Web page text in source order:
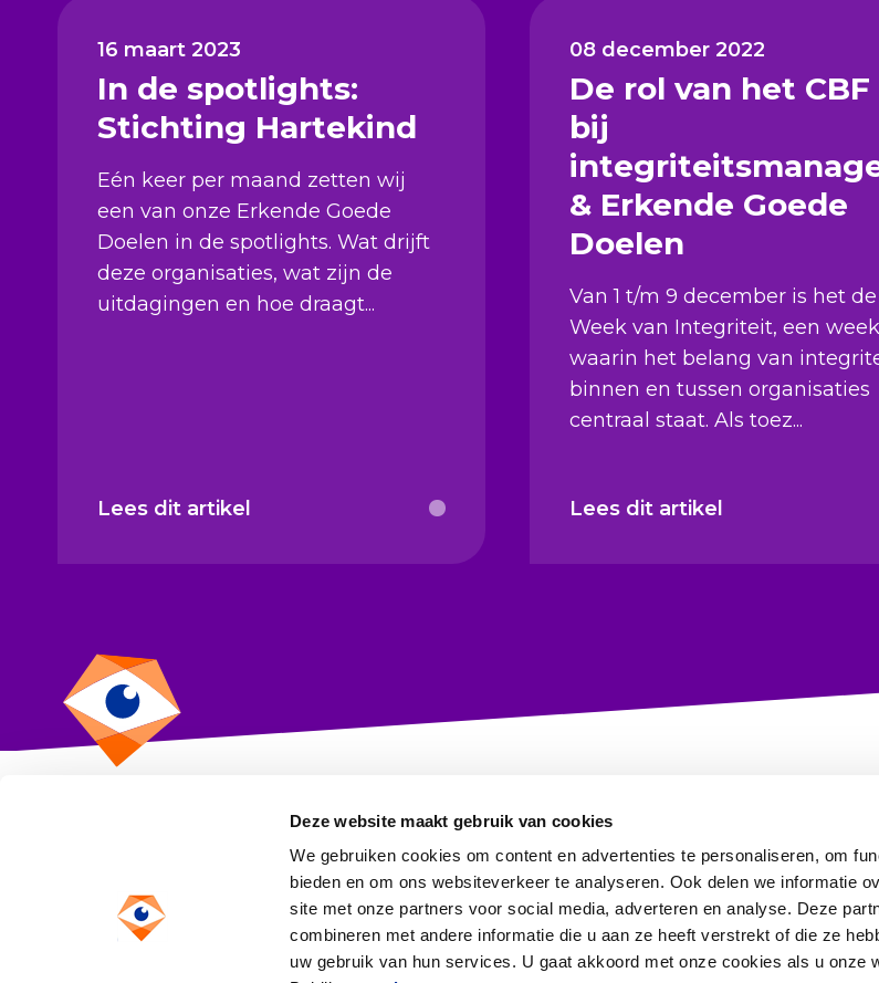
Deze website maakt gebruik van cookies
We gebruiken cookies om content en advertenties te personaliseren, om
bieden en om ons websiteverkeer te analyseren. Ook delen we informatie
site met onze partners voor social media, adverteren en analyse. Deze
combineren met andere informatie die u aan ze heeft verstrekt of die ze
uw gebruik van hun services. U gaat akkoord met onze cookies als u onze
16 maart 2023
In de spotlights:
Stichting Hartekind
Eén keer per maand zetten wij
een van onze Erkende Goede
Doelen in de spotlights. Wat drijft
deze organisaties, wat zijn de
uitdagingen en hoe draagt...
Lees dit artikel
08 december 2022
De rol van het CBF
bij
& Erkende Goede
Doelen
Van 1 t/m 9 december is het de
Week van Integriteit, een week
waarin het belang van
binnen en tussen organisaties
centraal staat. Als toez...
Lees dit artikel
Toezicht op goeddoen
Anthony Fokkerweg 1
1059 CM Amsterdam
Information in English